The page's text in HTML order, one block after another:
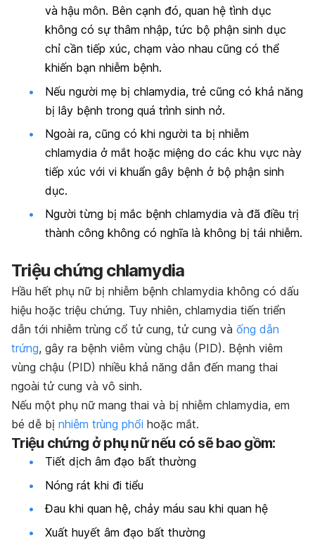
và hậu môn. Bên cạnh đó, quan hệ tình dục
không có sự thâm nhập, tức bộ phận sinh dục
chỉ cần tiếp xúc, chạm vào nhau cũng có thể
khiến bạn nhiễm bệnh.
Nếu người mẹ bị chlamydia, trẻ cũng có khả năng
bị lây bệnh trong quá trình sinh nở.
Ngoài ra, cũng có khi người ta bị nhiễm
chlamydia ở mắt hoặc miệng do các khu vực này
tiếp xúc với vi khuẩn gây bệnh ở bộ phận sinh
dục.
Người từng bị mắc bệnh chlamydia và đã điều trị
thành công không có nghĩa là không bị tái nhiễm.
Triệu chứng chlamydia
Hầu hết phụ nữ bị nhiễm bệnh chlamydia không có dấu
hiệu hoặc triệu chứng. Tuy nhiên, chlamydia tiến triển
dẫn tới nhiễm trùng cổ tử cung, tử cung và ống dẫn
trứng, gây ra bệnh viêm vùng chậu (PID). Bệnh viêm
vùng chậu (PID) nhiều khả năng dẫn đến mang thai
ngoài tử cung và vô sinh.
Nếu một phụ nữ mang thai và bị nhiễm chlamydia, em
bé dễ bị nhiễm trùng phổi hoặc mắt.
Triệu chứng ở phụ nữ nếu có sẽ bao gồm:
Tiết dịch âm đạo bất thường
Nóng rát khi đi tiểu
Đau khi quan hệ, chảy máu sau khi quan hệ
Xuất huyết âm đạo bất thường